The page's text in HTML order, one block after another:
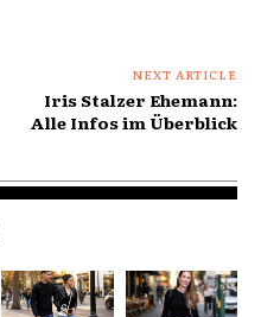
NEXT ARTICLE
Iris Stalzer Ehemann:
Alle Infos im Überblick